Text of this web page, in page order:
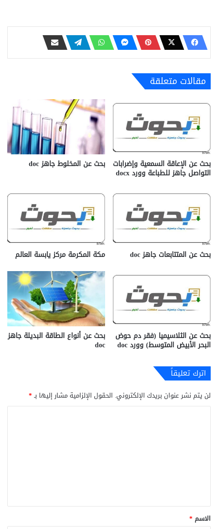
مقالات متعلقة
بحث عن الإعاقة السمعية وإضرابات
التواصل جاهز للطباعة وورد docx‎
بحث عن المخلوط جاهز doc‎
بحث عن المتتابعات جاهز doc‎ مكة المكرمة مركز يابسة العالم
بحث عن الثلاسيميا (فقر دم حوض
البحر الأبيض المتوسط) وورد doc
بحث عن أنواع الطاقة البديلة ‫‬جاهز
doc‎
اترك تعليقاً
لن يتم نشر عنوان بريدك الإلكتروني. الحقول الإلزامية مشار إليها بـ*
*
الاسم *